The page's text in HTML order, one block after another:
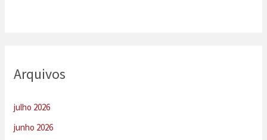
Arquivos
julho 2026
junho 2026